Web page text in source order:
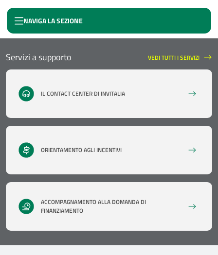
NAVIGA LA SEZIONE
RILANCIAMO LE AREE DI CRISI INDUSTRIALE
Servizi a supporto VEDI TUTTI I SERVIZI
SERVIZI A SUPPORTO
IL CONTACT CENTER DI INVITALIA
ORIENTAMENTO AGLI INCENTIVI
ACCOMPAGNAMENTO ALLA DOMANDA DI
FINANZIAMENTO